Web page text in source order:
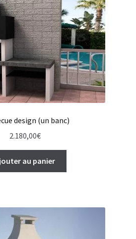
design (un banc)
2.180,00€
au panier